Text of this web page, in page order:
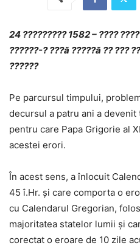
24 ????????? 1582 – ????
??????-? ???ă ?????ă ?? ???
??????
Pe parcursul timpului,
decursul a patru ani a
pentru care Papa Grigorie al
acestei erori.
În acest sens, a înlocuit
45 î.Hr. și care comporta o
cu Calendarul Gregorian,
majoritatea statelor lumii și
corectat o eroare de 10 zile